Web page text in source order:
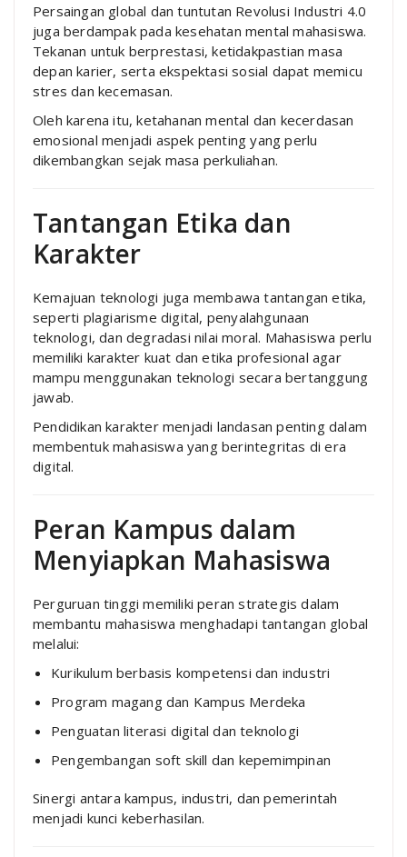
Persaingan global dan tuntutan Revolusi Industri 4.0
juga berdampak pada kesehatan mental mahasiswa.
Tekanan untuk berprestasi, ketidakpastian masa
depan karier, serta ekspektasi sosial dapat memicu
stres dan kecemasan.
Oleh karena itu, ketahanan mental dan kecerdasan
emosional menjadi aspek penting yang perlu
dikembangkan sejak masa perkuliahan.
Tantangan Etika dan
Karakter
Kemajuan teknologi juga membawa tantangan etika,
seperti plagiarisme digital, penyalahgunaan
teknologi, dan degradasi nilai moral. Mahasiswa perlu
memiliki karakter kuat dan etika profesional agar
mampu menggunakan teknologi secara bertanggung
jawab.
Pendidikan karakter menjadi landasan penting dalam
membentuk mahasiswa yang berintegritas di era
digital.
Peran Kampus dalam
Menyiapkan Mahasiswa
Perguruan tinggi memiliki peran strategis dalam
membantu mahasiswa menghadapi tantangan global
melalui:
Kurikulum berbasis kompetensi dan industri
Program magang dan Kampus Merdeka
Penguatan literasi digital dan teknologi
Pengembangan soft skill dan kepemimpinan
Sinergi antara kampus, industri, dan pemerintah
menjadi kunci keberhasilan.